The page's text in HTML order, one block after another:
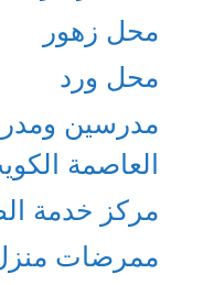
محل زهور
محل ورد
مدرسين
العاصمة
مركز خدمة
ممرضات